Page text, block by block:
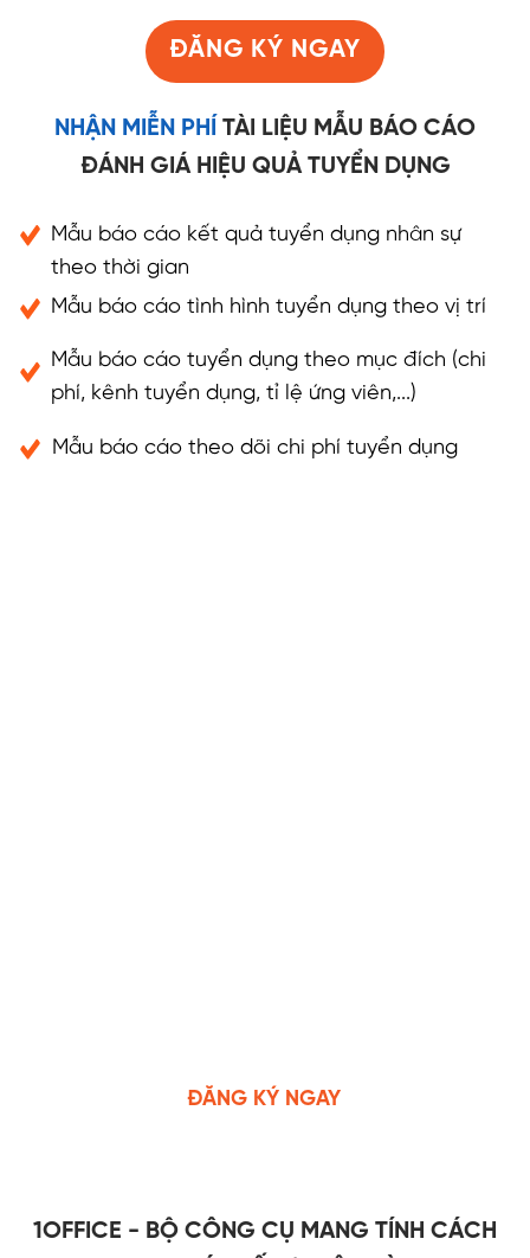
ĐĂNG KÝ NGAY
NHẬN MIỄN PHÍ TÀI LIỆU MẪU BÁO CÁO
ĐÁNH GIÁ HIỆU QUẢ TUYỂN DỤNG
Mẫu báo cáo tuyển dụng theo mục đích (chi
phí, kênh tuyển dụng, tỉ lệ ứng viên,...)
Mẫu báo cáo theo dõi chi phí tuyển dụng
Mẫu báo cáo tình hình tuyển dụng theo vị trí
Mẫu báo cáo kết quả tuyển dụng nhân sự
theo thời gian
ĐĂNG KÝ NGAY
1OFFICE - BỘ CÔNG CỤ MANG TÍNH CÁCH